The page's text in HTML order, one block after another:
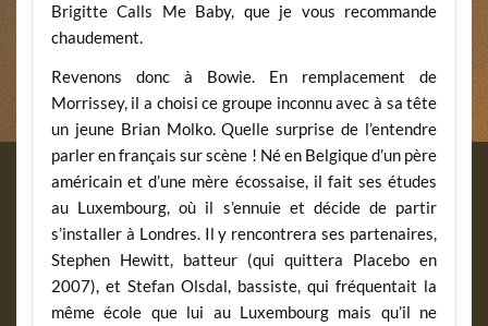
Brigitte Calls Me Baby, que je vous recommande
chaudement.
Revenons donc à Bowie. En remplacement de
Morrissey, il a choisi ce groupe inconnu avec à sa tête
un jeune Brian Molko. Quelle surprise de l’entendre
parler en français sur scène ! Né en Belgique d’un père
américain et d’une mère écossaise, il fait ses études
au Luxembourg, où il s’ennuie et décide de partir
s’installer à Londres. Il y rencontrera ses partenaires,
Stephen Hewitt, batteur (qui quittera Placebo en
2007), et Stefan Olsdal, bassiste, qui fréquentait la
même école que lui au Luxembourg mais qu’il ne